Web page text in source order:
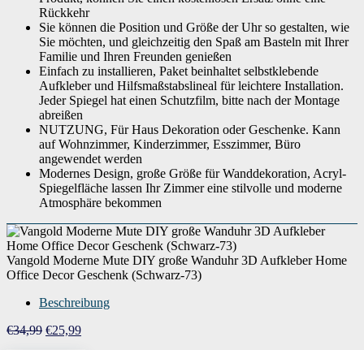
Rückkehr
Sie können die Position und Größe der Uhr so gestalten, wie
Sie möchten, und gleichzeitig den Spaß am Basteln mit Ihrer
Familie und Ihren Freunden genießen
Einfach zu installieren, Paket beinhaltet selbstklebende
Aufkleber und Hilfsmaßstabslineal für leichtere Installation.
Jeder Spiegel hat einen Schutzfilm, bitte nach der Montage
abreißen
NUTZUNG, Für Haus Dekoration oder Geschenke. Kann
auf Wohnzimmer, Kinderzimmer, Esszimmer, Büro
angewendet werden
Modernes Design, große Größe für Wanddekoration, Acryl-
Spiegelfläche lassen Ihr Zimmer eine stilvolle und moderne
Atmosphäre bekommen
Vangold Moderne Mute DIY große Wanduhr 3D Aufkleber Home
Office Decor Geschenk (Schwarz-73)
Beschreibung
€34,99 Ursprünglicher
€25,99Aktueller